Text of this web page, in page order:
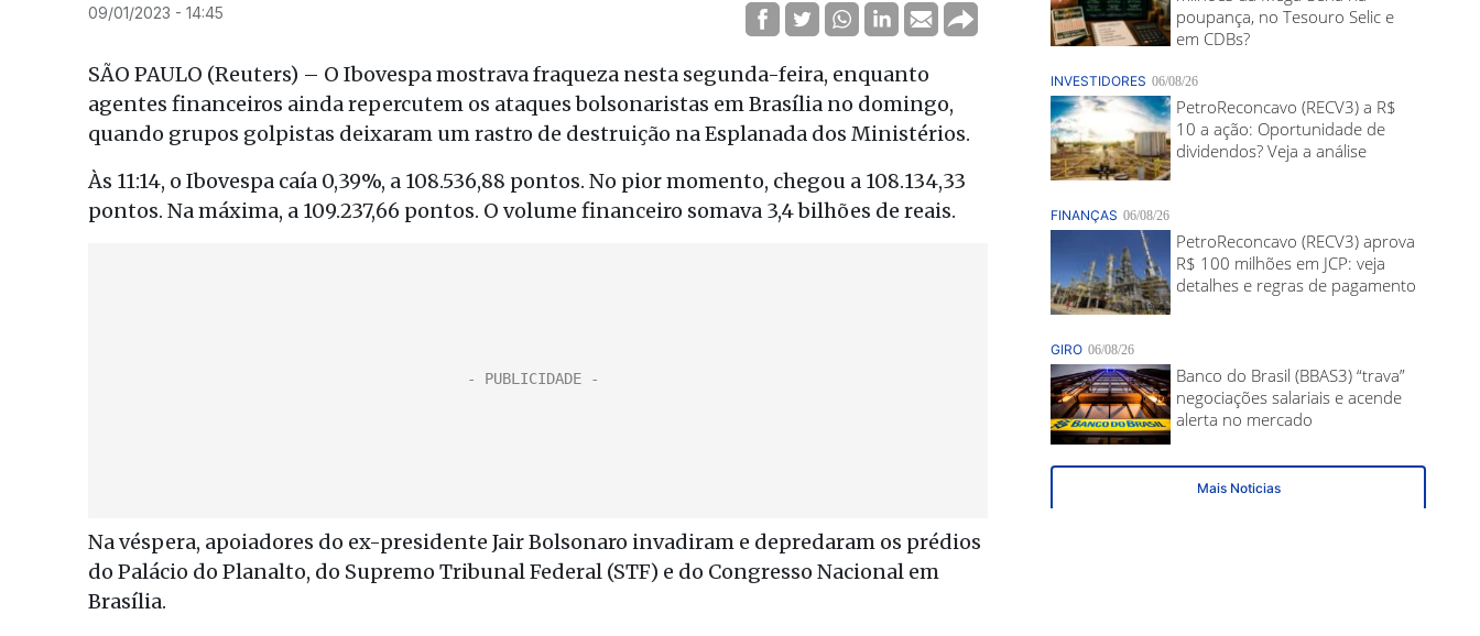
09/01/2023 - 14:45
SÃO PAULO (Reuters) – O Ibovespa mostrava fraqueza nesta segunda-feira, enquanto
agentes financeiros ainda repercutem os ataques bolsonaristas em Brasília no domingo,
quando grupos golpistas deixaram um rastro de destruição na Esplanada dos Ministérios.
Às 11:14, o Ibovespa caía 0,39%, a 108.536,88 pontos. No pior momento, chegou a 108.134,33
pontos. Na máxima, a 109.237,66 pontos. O volume financeiro somava 3,4 bilhões de reais.
Na véspera, apoiadores do ex-presidente Jair Bolsonaro invadiram e depredaram os prédios
do Palácio do Planalto, do Supremo Tribunal Federal (STF) e do Congresso Nacional em
Brasília.